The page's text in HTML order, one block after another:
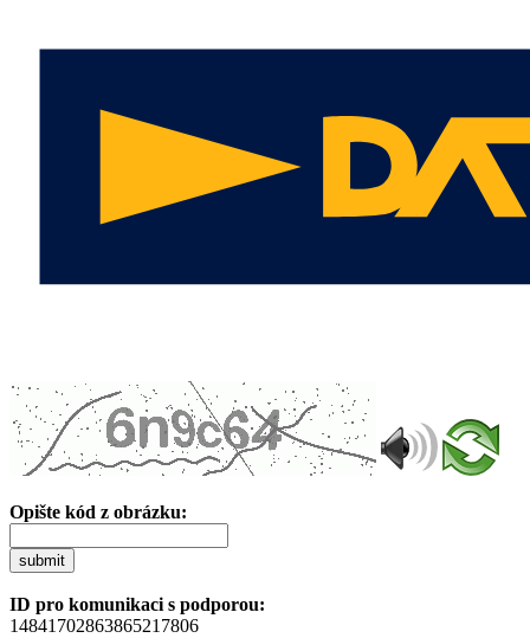
Opište kód z obrázku:
submit
ID pro komunikaci s podporou:
14841702863865217806